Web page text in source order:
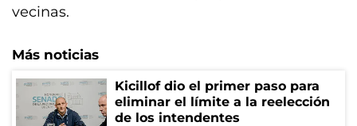
vecinas.
Más noticias
Kicillof dio el primer paso para
eliminar el límite a la reelección
de los intendentes